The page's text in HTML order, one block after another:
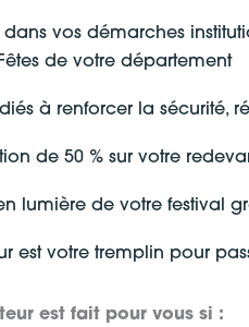
dans vos démarches
de votre département
à renforcer la sécurité,
de 50 % sur votre
lumière de votre festival
est votre tremplin pour
est fait pour vous si :